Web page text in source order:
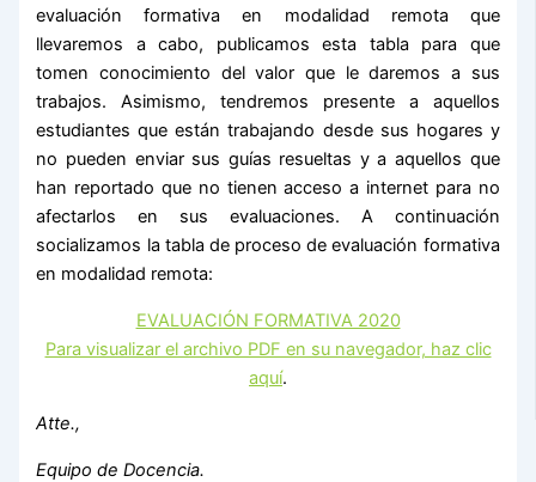
evaluación formativa en modalidad remota que
llevaremos a cabo, publicamos esta tabla para que
tomen conocimiento del valor que le daremos a sus
trabajos. Asimismo, tendremos presente a aquellos
estudiantes que están trabajando desde sus hogares y
no pueden enviar sus guías resueltas y a aquellos que
han reportado que no tienen acceso a internet para no
afectarlos en sus evaluaciones. A continuación
socializamos la tabla de proceso de evaluación formativa
en modalidad remota:
EVALUACIÓN FORMATIVA 2020
Para visualizar el archivo PDF en su navegador, haz clic
aquí.
Atte.,
Equipo de Docencia.